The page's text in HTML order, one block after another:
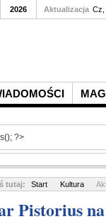
2026 Aktualizacja Cz,
?>
tutaj: Start Kultura
Pistorius